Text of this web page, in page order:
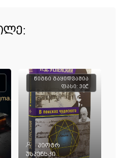
წიგნი გაყიდვაშია
ფასი: 30₾
პიოტრ
უსპენსკი